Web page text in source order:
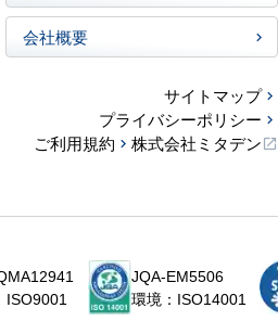
会社概要
サイトマップ
プライバシーポリシー
ご利用規約
株式会社ミタデン
ISO9001
JQA-EM5506
環境：ISO14001